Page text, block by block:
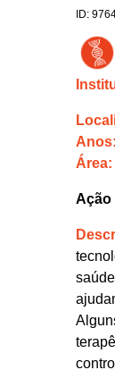
ID:
Anos:
Área:
Ação